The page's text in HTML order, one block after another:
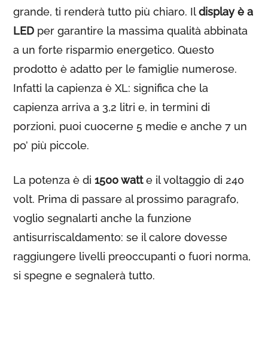
grande, ti renderà tutto più chiaro. Ildisplay è a
LED per garantire la massima qualità abbinata
a un forte risparmio energetico. Questo
prodotto è adatto per le famiglie numerose.
Infatti la capienza è XL: significa che la
capienza arriva a 3,2 litri e, in termini di
porzioni, puoi cuocerne 5 medie e anche 7 un
po’ più piccole.
La potenza è di1500 watte il voltaggio di 240
volt. Prima di passare al prossimo paragrafo,
voglio segnalarti anche la funzione
antisurriscaldamento: se il calore dovesse
raggiungere livelli preoccupanti o fuori norma,
si spegne e segnalerà tutto.